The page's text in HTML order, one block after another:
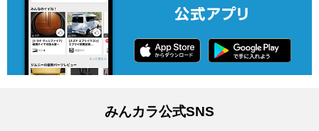
みんカラ公式SNS